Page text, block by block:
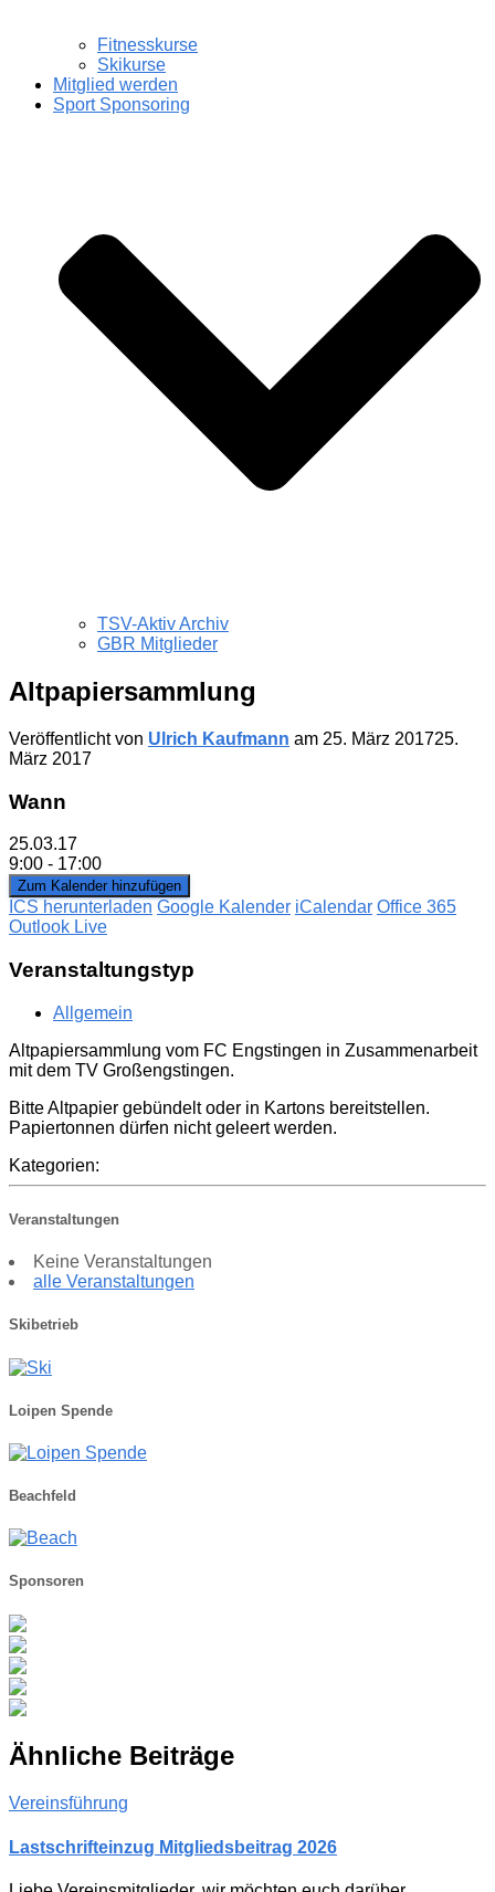
Fitnesskurse
Skikurse
Mitglied werden
Sport Sponsoring
TSV-Aktiv Archiv
GBR Mitglieder
Altpapiersammlung
Veröffentlicht von Ulrich Kaufmann am 25. März 201725.
März 2017
Wann
25.03.17
9:00 - 17:00
Zum Kalender hinzufügen
ICS herunterladen Google Kalender iCalendar Office 365
Outlook Live
Veranstaltungstyp
Allgemein
Altpapiersammlung vom FC Engstingen in Zusammenarbeit
mit dem TV Großengstingen.
Bitte Altpapier gebündelt oder in Kartons bereitstellen.
Papiertonnen dürfen nicht geleert werden.
Kategorien:
Veranstaltungen
Keine Veranstaltungen
alle Veranstaltungen
Skibetrieb
Loipen Spende
Beachfeld
Sponsoren
Ähnliche Beiträge
Vereinsführung
Lastschrifteinzug Mitgliedsbeitrag 2026